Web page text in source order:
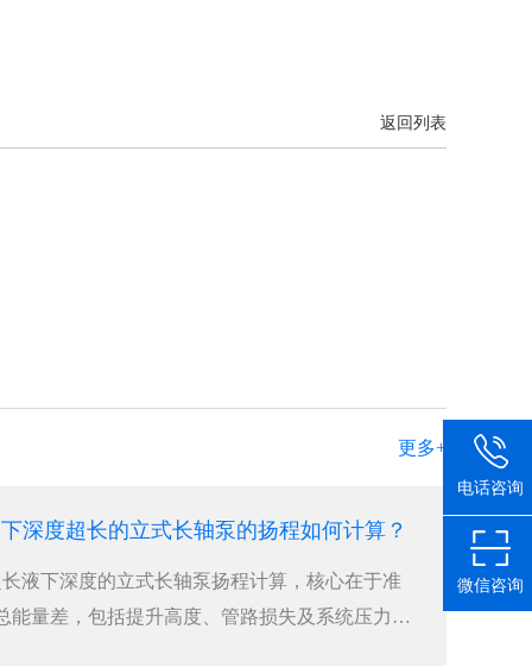
返回列表
更多+
深度超长的立式长轴泵的扬程如何计算？
液下深度的立式长轴泵扬程计算，核心在于准
能量差，包括提升高度、管路损失及系统压力
电话咨询
微信咨询